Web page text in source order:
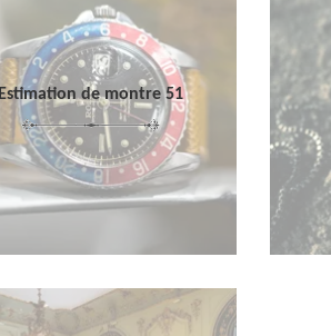
Estimation de montre 51